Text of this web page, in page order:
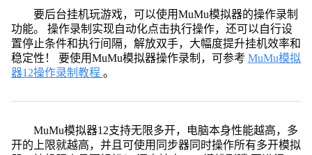
要后台挂机玩游戏，可以使用MuMu模拟器的操作录制
功能。 操作录制实现自动化点击执行操作，还可以自行设
置停止条件和执行间隔，解放双手，大幅度提升挂机效率和
稳定性！ 要使用MuMu模拟器操作录制，可参考 MuMu模拟
器12操作录制教程 。
MuMu模拟器12支持无限多开，电脑本身性能越高，多
开的上限就越高，并且可使用同步器同时操作所有多开模拟